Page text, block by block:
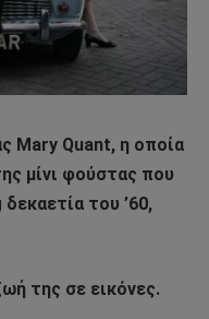
Mary Quant, η οποία
μίνι φούστας που
του ’60,
της σε εικόνες.